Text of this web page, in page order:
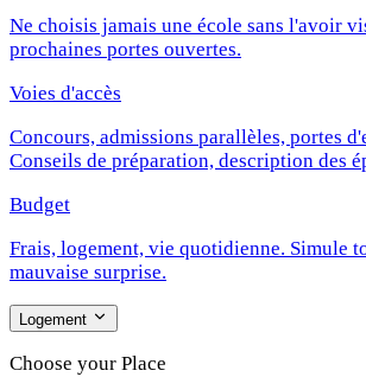
Ne choisis jamais une école sans l'avoir
prochaines portes ouvertes.
Voies d'accès
Concours, admissions parallèles, portes
Conseils de préparation, description des
Budget
Frais, logement, vie quotidienne. Simule
mauvaise surprise.
Logement
Choose your Place